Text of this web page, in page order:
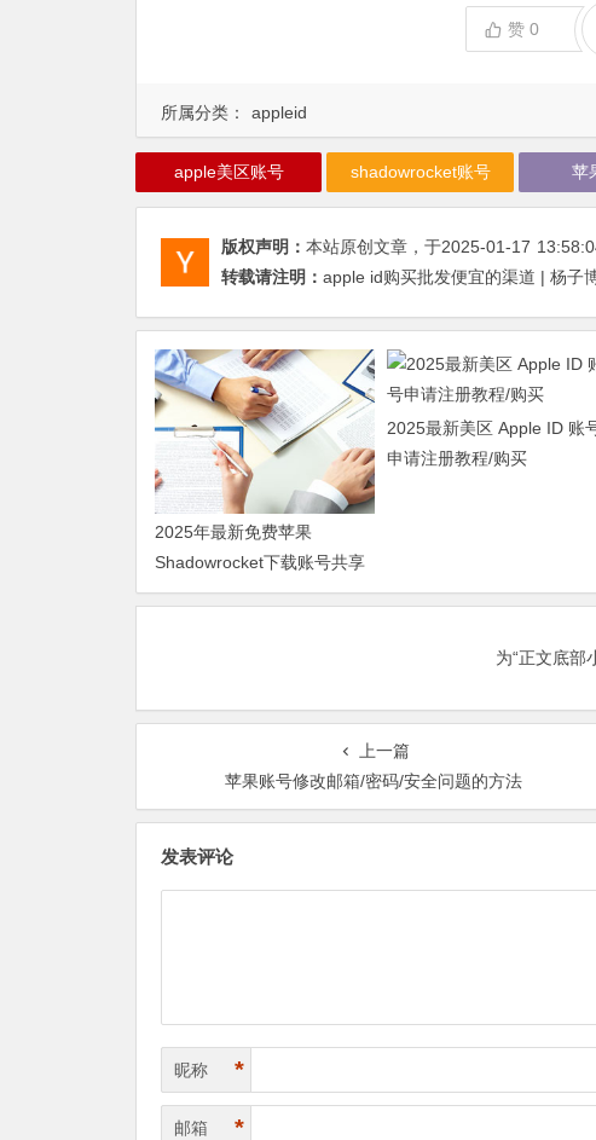
所属分类： appleid
赞 0
apple美区账号 shadowrocket账号 苹
版权声明： 本站原创文章，于2025-01-17
转载请注明： apple id购买批发便宜的渠道 | 杨子
2025年最新免费苹果
Shadowrocket下载账号共享
2025最新美区 Apple ID 账
申请注册教程/购买
为“正文底部
上一篇
苹果账号修改邮箱/密码/安全问题的方法
发表评论
昵称 *
邮箱 *